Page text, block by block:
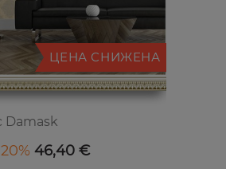
ЦЕНА СНИЖЕНА
Damask
46,40 €